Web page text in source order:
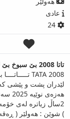
عادى
تاتا 2008 بێ سبوخ بێ لێدران
لێدران پشت و پێشی
) شوێن : هەولێر ( ڕەقەم